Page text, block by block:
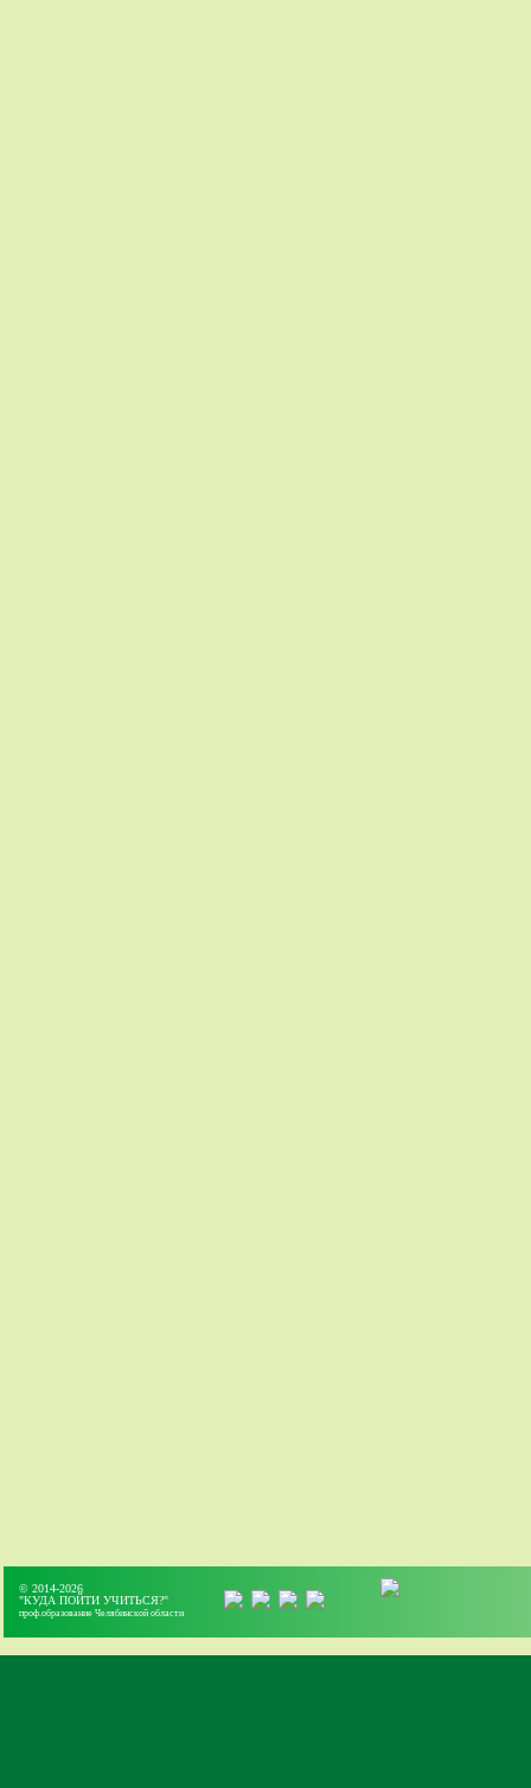
© 2014-2026
"КУДА ПОЙТИ УЧИТЬСЯ?"
проф.образование Челябинской области